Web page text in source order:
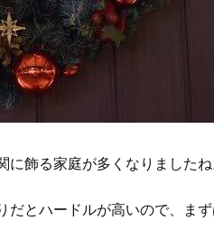
に飾る家庭が多くなりましたね
とハードルが高いので、ま